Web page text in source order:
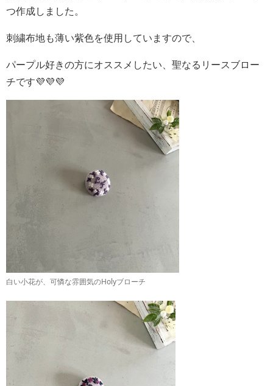
つ作成しました。
刺繍布地も薄い紫色を使用していますので、
パープル好きの方にオススメしたい、聖なるリースブロー
チです💜💜💜
白い小花が、可憐な雰囲気のHolyブローチ